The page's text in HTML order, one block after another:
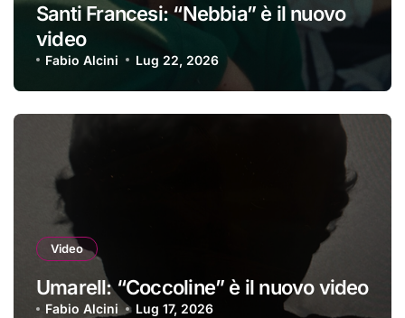
Santi Francesi: “Nebbia” è il nuovo
video
Fabio Alcini Lug 22, 2026
Video
Umarell: “Coccoline” è il nuovo video
Fabio Alcini Lug 17, 2026